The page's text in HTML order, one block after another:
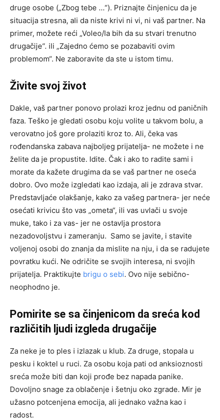
druge osobe („Zbog tebe …“). Priznajte činjenicu da je
situacija stresna, ali da niste krivi ni vi, ni vaš partner. Na
primer, možete reći „Voleo/la bih da su stvari trenutno
drugačije“. ili „Zajedno ćemo se pozabaviti ovim
problemom“. Ne zaboravite da ste u istom timu.
Živite svoj život
Dakle, vaš partner ponovo prolazi kroz jednu od paničnih
faza. Teško je gledati osobu koju volite u takvom bolu, a
verovatno još gore prolaziti kroz to. Ali, čeka vas
rođendanska zabava najboljeg prijatelja- ne možete i ne
želite da je propustite. Idite. Čak i ako to radite sami i
morate da kažete drugima da se vaš partner ne oseća
dobro. Ovo može izgledati kao izdaja, ali je zdrava stvar.
Predstavljaće olakšanje, kako za vašeg partnera- jer neće
osećati krivicu što vas „ometa“, ili vas uvlači u svoje
muke, tako i za vas- jer ne ostavlja prostora
nezadovoljstvu i zameranju. Samo se javite, i stavite
voljenoj osobi do znanja da mislite na nju, i da se radujete
povratku kući. Ne odričite se svojih interesa, ni svojih
prijatelja. Praktikujte brigu o sebi. Ovo nije sebično-
neophodno je.
Pomirite se sa činjenicom da sreća kod
različitih ljudi izgleda drugačije
Za neke je to ples i izlazak u klub. Za druge, stopala u
pesku i koktel u ruci. Za osobu koja pati od anksioznosti
sreća može biti dan koji prođe bez napada panike.
Dovoljno snage za oblačenje i šetnju oko zgrade. Mir je
užasno potcenjena emocija, ali jednako važna kao i
radost.